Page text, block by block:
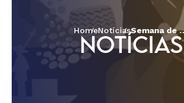
HomeNotícias Semana de Oração pela
NOTÍCIAS